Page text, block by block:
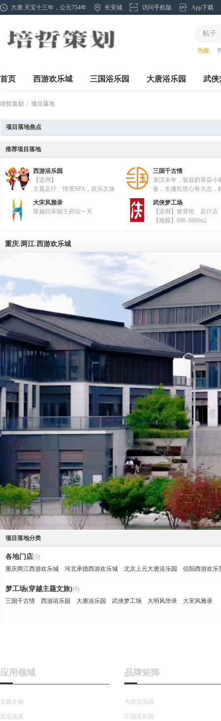
大唐.天宝十三年，公元754年 长安城 访问手机版 App下载
帖子
热搜:
首页 西游欢乐城 三国浴乐园 大唐浴乐园 武侠
培哲策划
»
项目落地
项目落地焦点
推荐项目落地
西游浴乐园
【适用】
主题足疗、情景SPA，欢乐文旅
三国千古情
东汉末年，皇叔奶茶店小
备，生逢乱世心有大志，
产业救国夙愿，不畏艰难
坚，统领着孔明茶坊、张飞酒馆、
家，关羽镖局，小乔汉服，联合新
葛孔明；与霸道房东曹操，家族地
辟新天地，齐心协力把小生意干成
最终在资本市场上市敲钟的奋斗故
三国浴乐园，是以创造快乐、助力
播文化为使命的综合服务平台；三
以三国历史为魂，创业文化为媒，
为本，拥有汤泉、秀演、美食、趣
健、乐园等服务的全产业链文旅服
三国浴乐园聚焦于探索传统文化与
的深度融合和服务创新，把脉新休
场的时尚消费需求和新鲜文旅体验
联网思维和现代科技手段，为客人打
小时欢乐服务圈。
大宋风雅录
穿越回宋朝王府玩一天
武侠梦工场
【适用】搓背馆、足疗店
【规模】600-3000m2
重庆.两江.西游欢乐城
项目落地分类
各地门店(5)
重庆两江西游欢乐城
河北承德西游欢乐城 北京上元大唐浴乐园 信阳西游欢乐
梦工场(穿越主题文旅)(6)
三国千古情
西游浴乐园 大唐浴乐园 武侠梦工场 大明风华录 大宋风雅录
应用领域
主题文旅
洗浴汤泉
品牌矩阵
大唐浴乐园
三国浴乐园